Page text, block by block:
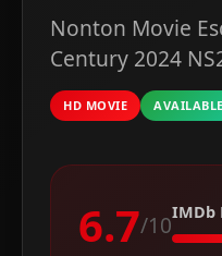
Nonton Movie
Century 2024
HD MOVIE AVAILABLE
6.7/10IMDb